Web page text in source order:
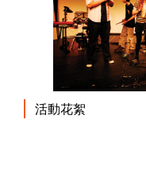
活動花絮